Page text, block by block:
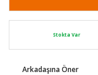
Stokta Var
Arkadaşına Öner